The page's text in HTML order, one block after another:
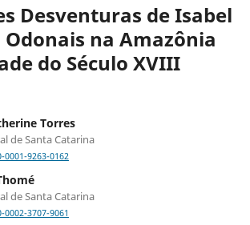
Desventuras de Isabel
Odonais na Amazônia
do Século XVIII
Torres
de Santa Catarina
9263-0162
de Santa Catarina
3707-9061